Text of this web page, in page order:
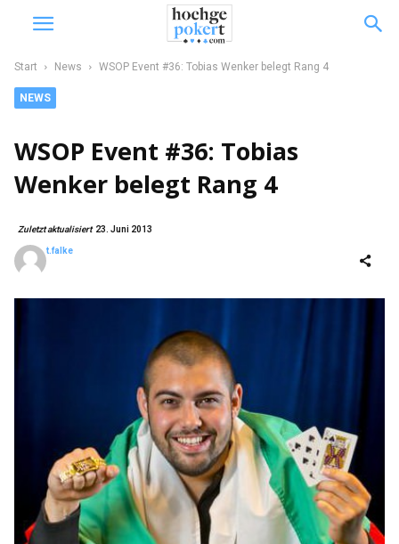
Start News WSOP Event #36: Tobias Wenker belegt Rang 4
NEWS
WSOP Event #36: Tobias
Wenker belegt Rang 4
Zuletzt aktualisiert 23. Juni 2013
t.falke